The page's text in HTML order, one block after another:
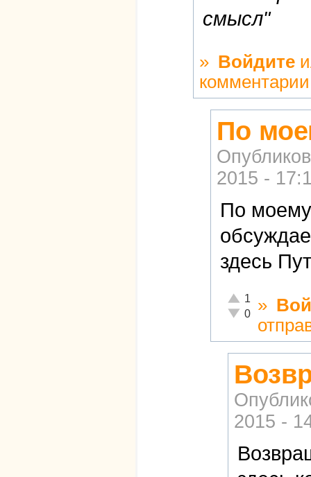
смысл"
» Войдите
комментарии
По
2015 -
По
здесь
Отлично!
1
Неадекватно!
0 »
2015 -